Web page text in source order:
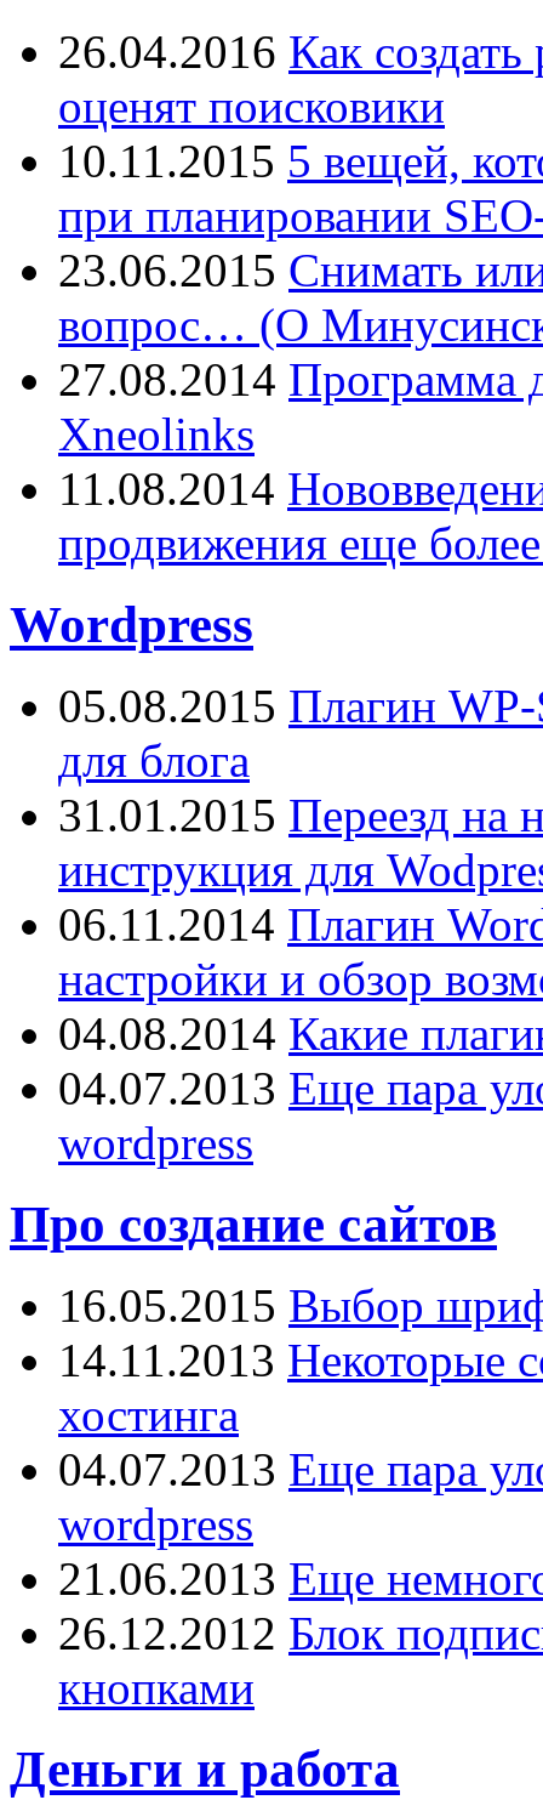
26.04.2016 Как
оценят поисковики
10.11.2015 5 вещей,
при планировании
23.06.2015 Снимать
вопрос… (О
27.08.2014 Программа
Xneolinks
11.08.2014
продвижения еще
Wordpress
05.08.2015 Плагин WP-
для блога
31.01.2015 Переезд на
инструкция для
06.11.2014 Плагин
настройки и обзор
04.08.2014 Какие
04.07.2013 Еще пара
wordpress
Про создание сайтов
16.05.2015 Выбор
14.11.2013 Некоторые
хостинга
04.07.2013 Еще пара
wordpress
21.06.2013 Еще
26.12.2012 Блок
кнопками
Деньги и работа